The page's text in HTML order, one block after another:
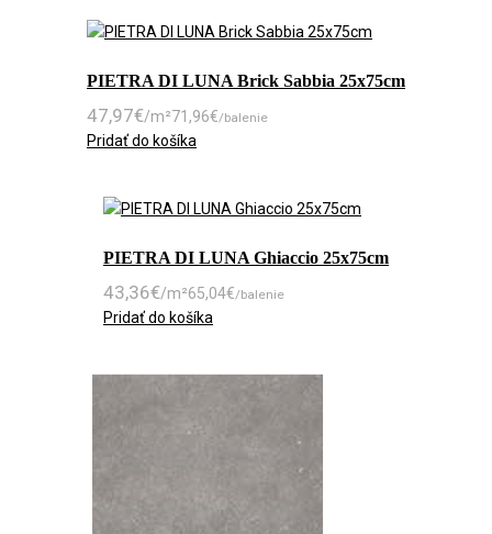
PIETRA DI LUNA Brick Sabbia 25x75cm
47,97€/m²71,96€/balenie
Pridať do košíka
PIETRA DI LUNA Ghiaccio 25x75cm
43,36€/m²65,04€/balenie
Pridať do košíka